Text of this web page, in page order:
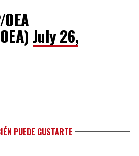
July 26,
PUEDE GUSTARTE